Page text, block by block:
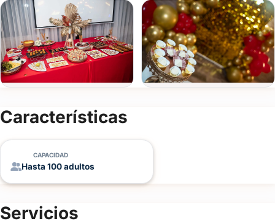
Características
CAPACIDAD
Hasta 100 adultos
Servicios